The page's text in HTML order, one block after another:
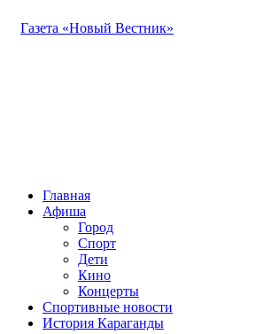
Газета «Новый Вестник»
Главная
Афиша
Город
Спорт
Дети
Кино
Концерты
Спортивные новости
История Караганды